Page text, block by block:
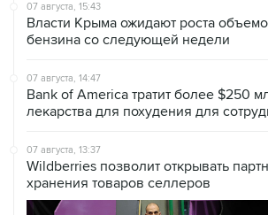
07 августа, 15:43
Власти Крыма ожидают роста
бензина со следующей недели
07 августа, 14:47
Bank of America тратит более $250
лекарства для похудения для
07 августа, 13:37
Wildberries позволит открывать
хранения товаров селлеров